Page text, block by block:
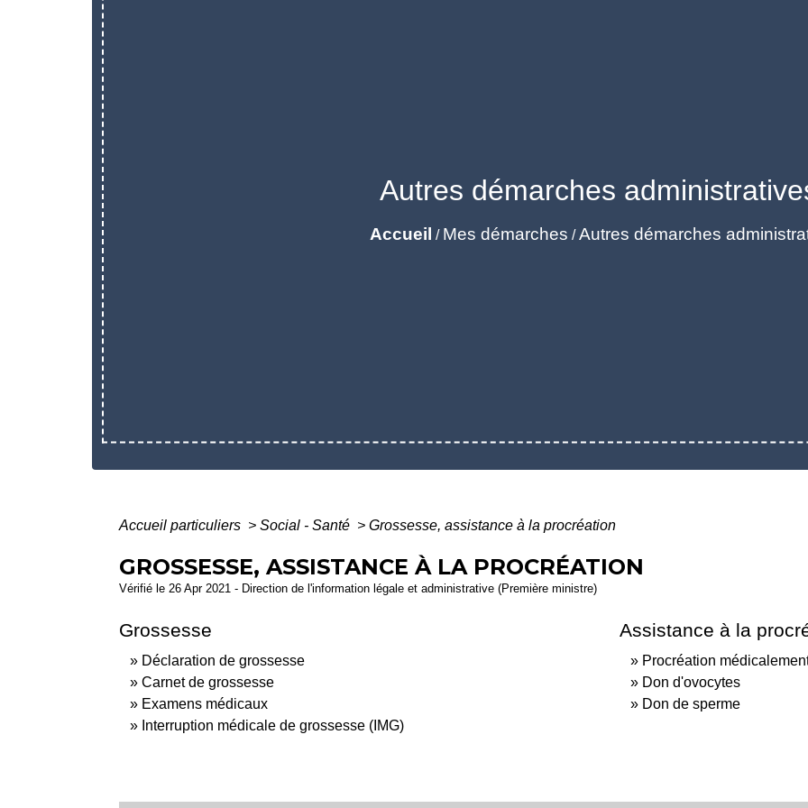
Autres démarches
Accueil / Mes démarches /Autres démarches
Accueil particuliers > Social - Santé > Grossesse, assistance à la procréation
GROSSESSE, ASSISTANCE À LA PROCRÉATION
Vérifié le 26 Apr 2021 - Direction de l'information légale et administrative (Première ministre)
Grossesse
Déclaration de grossesse
Carnet de grossesse
Examens médicaux
Interruption médicale de grossesse (IMG)
Assistance à la
Procréation
Don d'ovocytes
Don de sperme